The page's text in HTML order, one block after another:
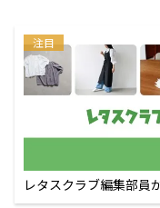
注目
レタスクラブ編集部員